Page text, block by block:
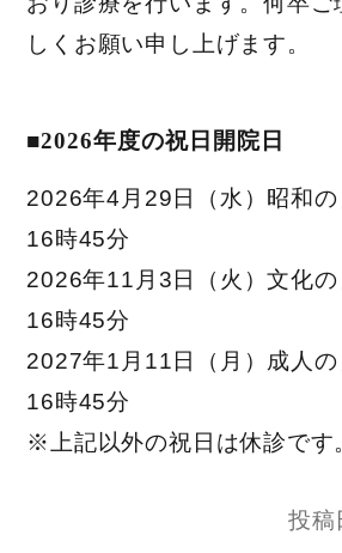
しくお願い申し上げます。
■2026年度の祝日開院日
2026年4月29日（水）昭和の
16時45分
2026年11月3日（火）文化
16時45分
2027年1月11日（月）成人の
16時45分
※上記以外の祝日は休診です
投稿